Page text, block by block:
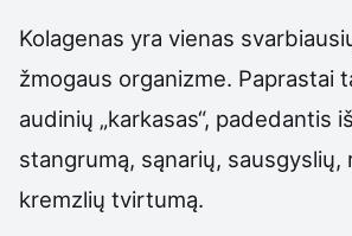
Kolagenas yra vienas
žmogaus organizme. Paprastai
audinių „karkasas“, padedantis
stangrumą, sąnarių, sausgyslių,
kremzlių tvirtumą.